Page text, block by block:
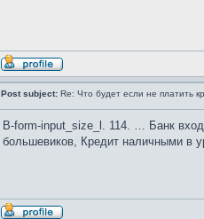
Post subject: Re: Что будет если не платить
B-form-input_size_l. 114. … Банк
большевиков, Кредит наличными в